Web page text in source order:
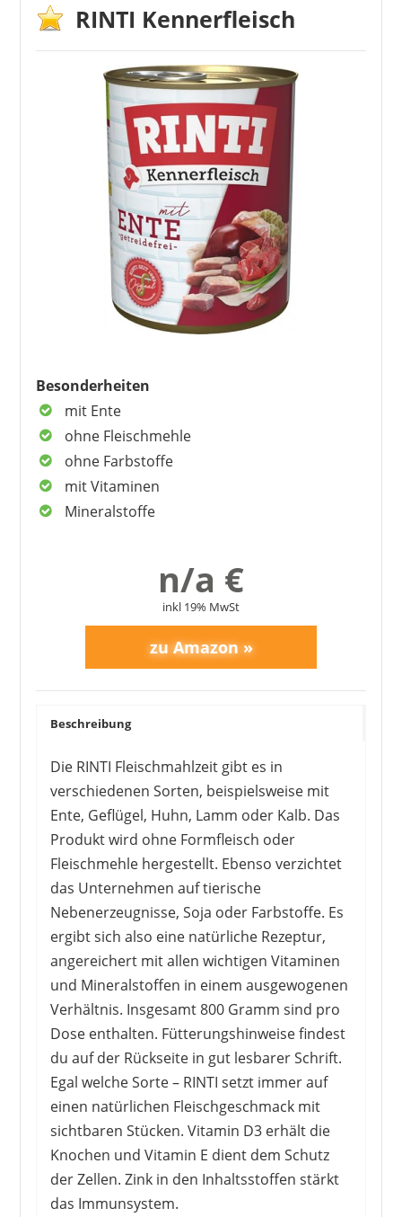
RINTI Kennerfleisch
Besonderheiten
mit Ente
ohne Fleischmehle
ohne Farbstoffe
mit Vitaminen
Mineralstoffe
n/a €
inkl 19% MwSt
Beschreibung
Die RINTI Fleischmahlzeit gibt es in
verschiedenen Sorten, beispielsweise mit
Ente, Geflügel, Huhn, Lamm oder Kalb. Das
Produkt wird ohne Formfleisch oder
Fleischmehle hergestellt. Ebenso verzichtet
das Unternehmen auf tierische
Nebenerzeugnisse, Soja oder Farbstoffe. Es
ergibt sich also eine natürliche Rezeptur,
angereichert mit allen wichtigen Vitaminen
und Mineralstoffen in einem ausgewogenen
Verhältnis. Insgesamt 800 Gramm sind pro
Dose enthalten. Fütterungshinweise findest
du auf der Rückseite in gut lesbarer Schrift.
Egal welche Sorte – RINTI setzt immer auf
einen natürlichen Fleischgeschmack mit
sichtbaren Stücken. Vitamin D3 erhält die
Knochen und Vitamin E dient dem Schutz
der Zellen. Zink in den Inhaltsstoffen stärkt
das Immunsystem.